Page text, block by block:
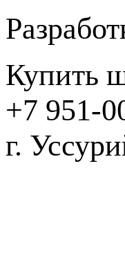
Купить
+7 951-
г.